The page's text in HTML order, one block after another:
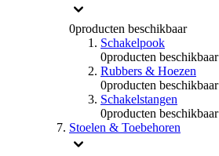
0producten beschikbaar
Schakelpook
0producten beschikbaar
Rubbers & Hoezen
0producten beschikbaar
Schakelstangen
0producten beschikbaar
Stoelen & Toebehoren